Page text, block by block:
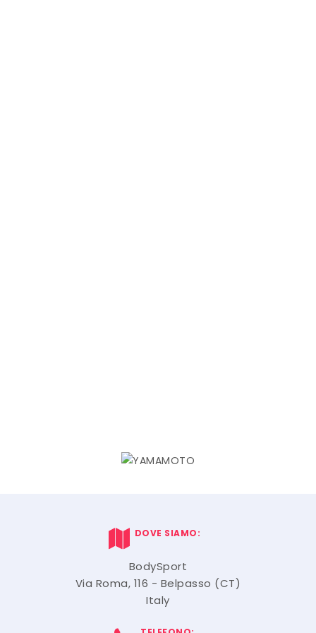
DOVE SIAMO:
BodySport
Via Roma, 116 - Belpasso (CT)
Italy